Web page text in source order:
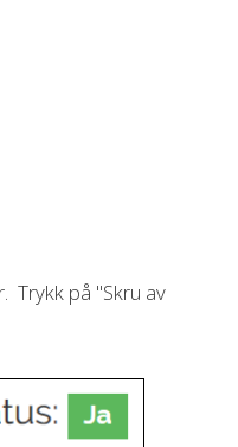
Trykk på "Skru av